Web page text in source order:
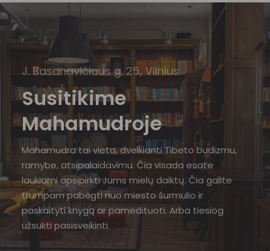
J. Basanavičiaus g. 25, Vilnius
Susitikime
Mahamudroje
Mahamudra tai vieta, dvelkianti Tibeto budizmu,
ramybe, atsipalaidavimu. Čia visada esate
laukiami apsipirkti Jums mielų daiktų. Čia galite
trumpam pabėgti nuo miesto šurmulio ir
paskaityti knygą ar pamedituoti. Arba tiesiog
užsukti pasisveikinti.